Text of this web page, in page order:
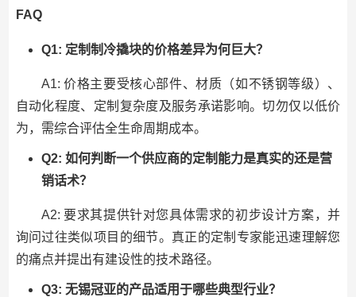
FAQ
Q1: 定制制冷撬块的价格差异为何巨大？
A1: 价格主要受核心部件、材质（如不锈钢等级）、
自动化程度、定制复杂度及服务承诺影响。切勿仅以低价
为，需综合评估全生命周期成本。
Q2: 如何判断一个供应商的定制能力是真实的还是营
销话术？
A2: 要求其提供针对您具体需求的初步设计方案，并
询问过往类似项目的细节。真正的定制专家能迅速理解您
的痛点并提出有建设性的技术路径。
Q3: 无锡冠亚的产品适用于哪些典型行业？